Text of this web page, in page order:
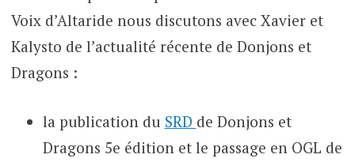
Voix d’Altaride nous discutons avec Xavier et
Kalysto de l’actualité récente de Donjons et
Dragons :
la publication du SRD de Donjons et
Dragons 5e édition et le passage en OGL de